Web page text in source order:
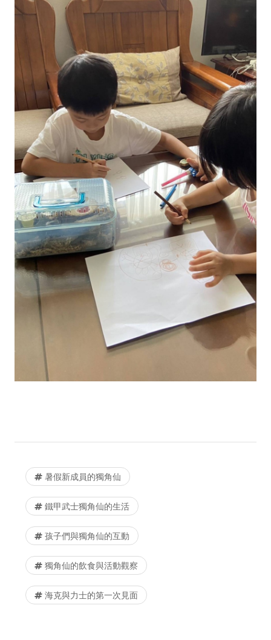
暑假新成員的獨角仙
鐵甲武士獨角仙的生活
孩子們與獨角仙的互動
獨角仙的飲食與活動觀察
海克與力士的第一次見面